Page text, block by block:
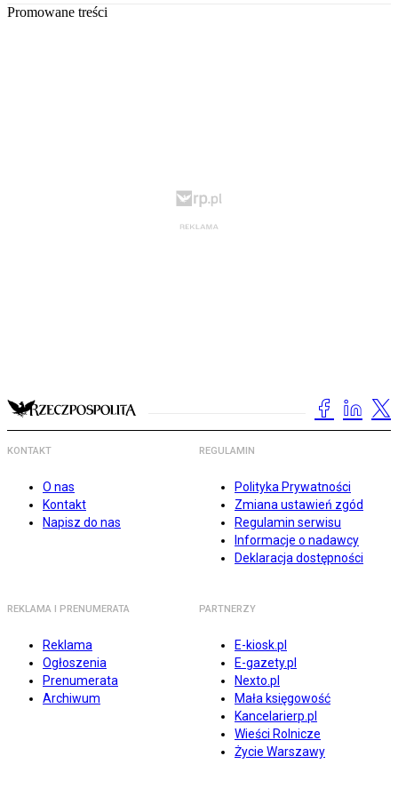
Promowane treści
KONTAKT
O nas
Kontakt
Napisz do nas
REGULAMIN
Polityka Prywatności
Zmiana ustawień zgód
Regulamin serwisu
Informacje o nadawcy
Deklaracja dostępności
REKLAMA I PRENUMERATA
Reklama
Ogłoszenia
Prenumerata
Archiwum
PARTNERZY
E-kiosk.pl
E-gazety.pl
Nexto.pl
Mała księgowość
Kancelarierp.pl
Wieści Rolnicze
Życie Warszawy